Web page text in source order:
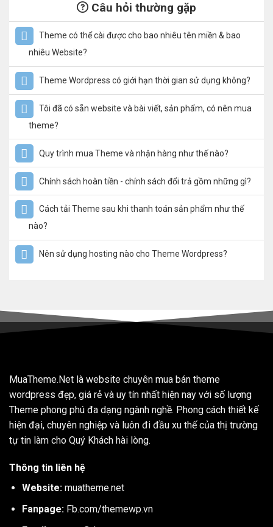
Câu hỏi thường gặp
Theme có thể cài được cho bao nhiêu tên miền & bao
nhiêu Website?
Theme Wordpress có giới hạn thời gian sử dụng không?
Tôi đã có sẵn website và bài viết, sản phẩm, có nên mua
theme?
Quy trình mua Theme và nhận hàng như thế nào?
Chính sách hoàn tiền - chính sách đổi trả gồm những gì?
Cách tải Theme sau khi thanh toán sản phẩm như thế
nào?
Nên sử dụng hosting nào cho Theme Wordpress?
MuaTheme.Net là website chuyên mua bán theme
wordpress đẹp, giá rẻ và uy tín nhất hiện nay với số lượng
Theme phong phú đa dạng ngành nghề. Phong cách thiết kế
hiện đại, chuyên nghiệp và luôn đi đầu xu thế của thị trường
tự tin làm cho Quý Khách hài lòng.
Thông tin liên hệ
Website: muatheme.net
Fanpage: Fb.com/themewp.vn